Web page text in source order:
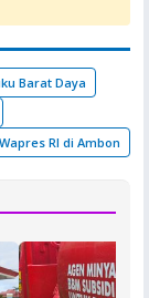
Barat Daya
Wapres RI di Ambon